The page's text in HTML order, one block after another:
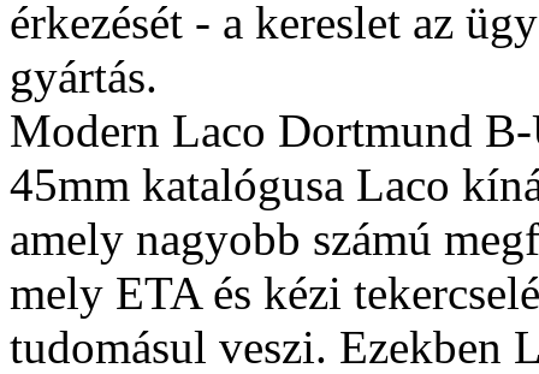
érkezését - a kereslet az
gyártás.
Modern Laco Dortmund
45mm katalógusa Laco
amely nagyobb számú
mely ETA és kézi
tudomásul veszi. Ezekben